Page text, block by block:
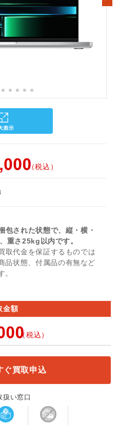
（税込）
された状態で、縦・横・
重さ25kg以内です。
取代金を保証するものでは
品状態、付属品の有無など
。
金額
（税込）
ぐ買取申込
扱い窓口